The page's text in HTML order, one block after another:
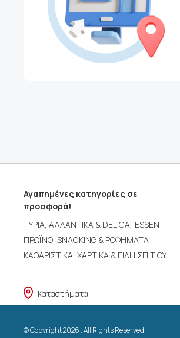
Αγαπημένες κατηγορίες σε
προσφορά!
ΤΥΡΙΑ, ΑΛΛΑΝΤΙΚΑ & DELICATESSEN
ΠΡΩΪΝΟ, SNACKING & ΡΟΦΗΜΑΤΑ
ΚΑΘΑΡΙΣΤΙΚΑ, ΧΑΡΤΙΚΑ & ΕΙΔΗ ΣΠΙΤΙΟΥ
Καταστήματα
© Copyright 2026 . All Rights Reserved